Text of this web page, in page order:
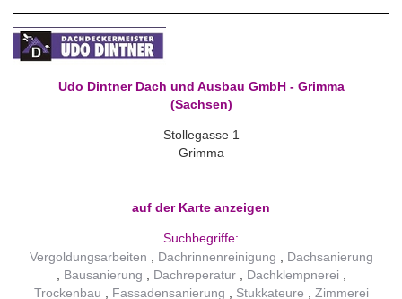
Udo Dintner Dach und Ausbau GmbH - Grimma
(Sachsen)
Stollegasse 1
Grimma
auf der Karte anzeigen
Suchbegriffe:
Vergoldungsarbeiten
Dachrinnenreinigung
Dachsanierung
Bausanierung
Dachreperatur
Dachklempnerei
Trockenbau
Fassadensanierung Stukkateure Zimmerei